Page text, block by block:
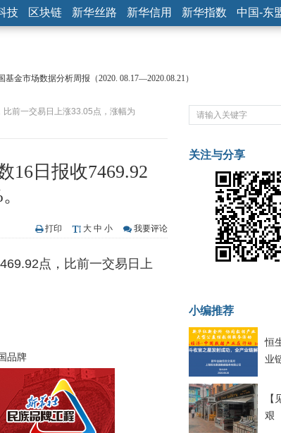
技 区块链 新华丝路 新华信用 新华指数 中国-东
基金市场数据分析周报（2020. 08.17—2020.08.21）
下的香港零售业如何浴火重生？
基金市场数据分析周报（2020. 07.27—2020.07.31）
】同业存单、结构性存款玩起“跷跷板” 结构性失衡藏
投放300亿元 短端资金利率明显下行
轮冲击 债市回调十年期债表现最弱
日涨逾3% 沪银及两粕涨势喜人
前一交易日上涨33.05点，涨幅为
16日报收7469.92
打印 大 中 小 我要评论
点，比前一交易日上
品牌
关注与分享
小编推荐
恒
业
艰